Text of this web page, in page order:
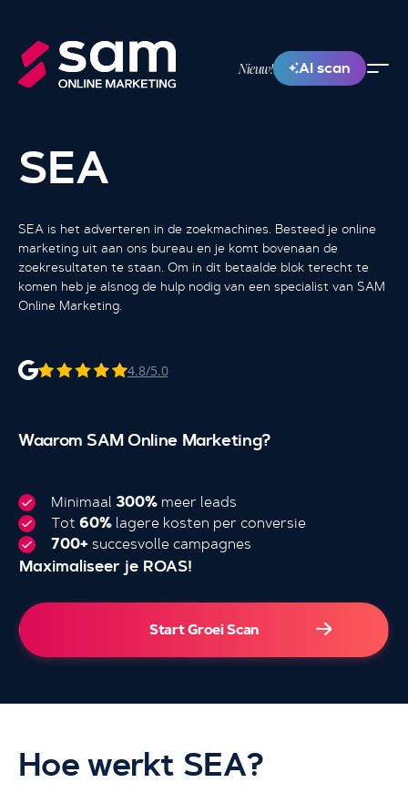
Nieuw! AI scan
SEA
SEA is het adverteren in de zoekmachines. Besteed je online
marketing uit aan ons bureau en je komt bovenaan de
zoekresultaten te staan. Om in dit betaalde blok terecht te
komen heb je alsnog de hulp nodig van een specialist van SAM
Online Marketing.
4.8/5.0
Waarom SAM Online Marketing?
Minimaal 300% meer leads
Tot 60% lagere kosten per conversie
700+ succesvolle campagnes
Maximaliseer je ROAS!
Start Groei Scan
Hoe werkt SEA?